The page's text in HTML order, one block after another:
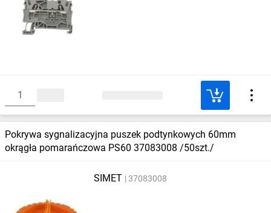
Pokrywa sygnalizacyjna puszek podtynkowych 60mm
okrągła pomarańczowa PS60 37083008 /50szt./
SIMET 37083008